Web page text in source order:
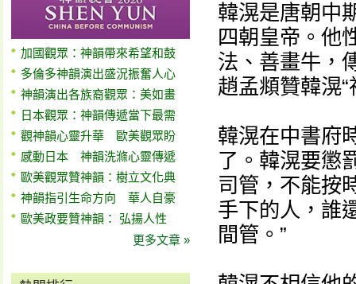
加國觀眾：神韻帶來希望和鼓
多倫多神韻演出盛況振奮人心
神韻演出各族裔觀眾：美如畫
日本觀眾：神韻傳遞當下最需
觀神韻心靈升華 歐美觀眾盼
感動日本 神韻洗滌心靈傳遞
歐美觀眾贊神韻：樹立文化典
神韻指引生命方向 華人自豪
歐美政要贊神韻： 弘揚人性
更多文章 »
韓滉是唐朝中
四朝皇帝。他
法、善畫牛，
趙孟頫贊韓滉
韓滉在中書府
了。韓滉要懲
司管，不能按
手下的人，誰
間管。”